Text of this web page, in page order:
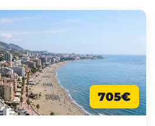
705€